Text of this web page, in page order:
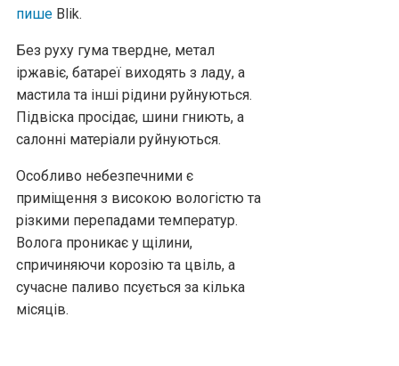
пише Blik.
Без руху гума твердне, метал
іржавіє, батареї виходять з ладу, а
мастила та інші рідини руйнуються.
Підвіска просідає, шини гниють, а
салонні матеріали руйнуються.
Особливо небезпечними є
приміщення з високою вологістю та
різкими перепадами температур.
Волога проникає у щілини,
спричиняючи корозію та цвіль, а
сучасне паливо псується за кілька
місяців.